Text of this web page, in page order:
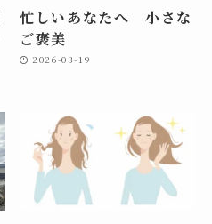
忙しいあなたへ 小さな
ご褒美
2026-03-19